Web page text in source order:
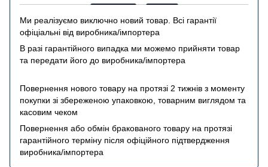
Ми реалізуємо виключно новий товар. Всі гарантії
офіціальні від виробника/імпортера
В разі гарантійного випадка ми можемо прийняти товар
та передати його до виробника/імпортера
Повернення нового товару на протязі 2 тижнів з моменту
покупки зі збереженою упаковкою, товарним виглядом та
касовим чеком
Повернення або обмін бракованого товару на протязі
гарантійного терміну після офіційного підтвердження
виробника/імпортера